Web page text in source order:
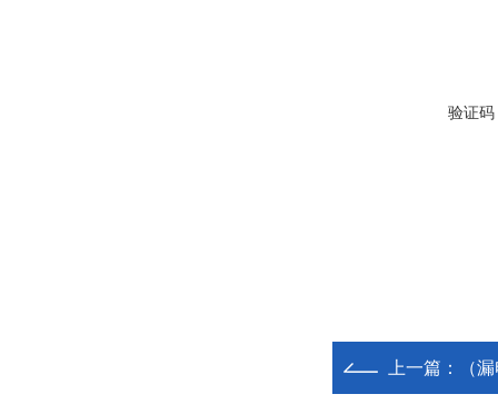
验证码
上一篇： （